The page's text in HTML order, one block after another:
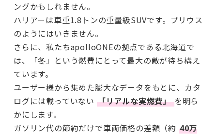
ングかもしれません。
ハリアーは車重1.8トンの重量級SUVです。プリウス
のようにはいきません。
さらに、私たちapolloONEの拠点である北海道で
は、「冬」という燃費にとって最大の敵が待ち構え
ています。
ユーザー様から集めた膨大なデータをもとに、カタ
ログには載っていない 「リアルな実燃費」を明ら
かにします。
ガソリン代の節約だけで車両価格の差額（約 40万